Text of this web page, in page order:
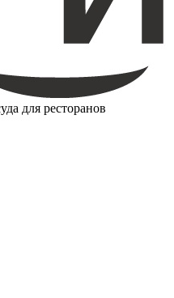
для ресторанов